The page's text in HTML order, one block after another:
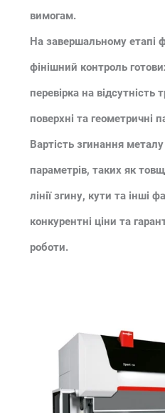
вимогам.
На завершальному етапі
фінішний контроль
перевірка на відсутність
поверхні та геометричні
Вартість згинання
параметрів, таких як
лінії згину, кути та інші
конкурентні ціни та
роботи.